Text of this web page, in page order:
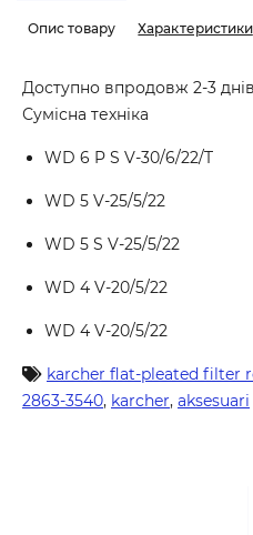
Опис товару Характеристики
Доступно впродовж 2-3 днів
Сумісна техніка
WD 6 P S V-30/6/22/T
WD 5 V-25/5/22
WD 5 S V-25/5/22
WD 4 V-20/5/22
WD 4 V-20/5/22
karcher flat-pleated filter
2863-3540, karcher, aksesuari